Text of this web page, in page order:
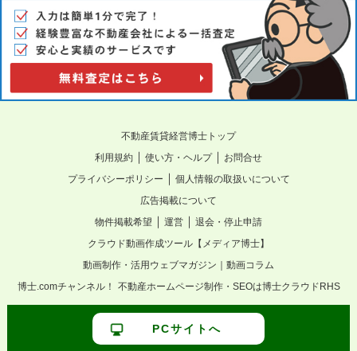
不動産賃貸経営博士トップ
利用規約 ｜ 使い方・ヘルプ｜ お問合せ
プライバシーポリシー ｜ 個人情報の取扱いについて
広告掲載について
物件掲載希望 ｜ 運営 ｜ 退会・停止申請
クラウド動画作成ツール【メディア博士】
動画制作・活用ウェブマガジン｜動画コラム
博士.comチャンネル！
不動産ホームページ制作・SEOは博士クラウドRHS
PCサイトへ